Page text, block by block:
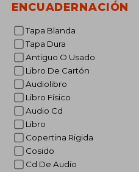
ENCUADERNACIÓN
Tapa Blanda
Tapa Dura
Antiguo O Usado
Libro De Cartón
Audiolibro
Libro Físico
Audio Cd
Libro
Copertina Rigida
Cosido
Cd De Audio